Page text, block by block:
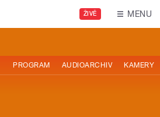
ŽIVĚ MENU
PROGRAM AUDIOARCHIV KAMERY